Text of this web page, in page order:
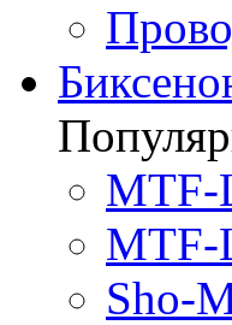
MTF-
MTF-
Sho-